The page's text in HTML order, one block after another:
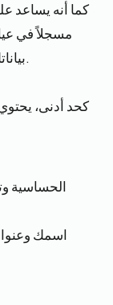
كما أنه يساعد
مسجلاً في
بياناتك تلقائيًا، ما لم تكن قد اخترت عدم التسجيل.
كحد أدنى،
الحساسية
اسمك